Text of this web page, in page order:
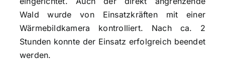
Wald wurde von Einsatzkräften mit einer
Wärmebildkamera kontrolliert. Nach ca. 2
Stunden konnte der Einsatz erfolgreich beendet
werden.